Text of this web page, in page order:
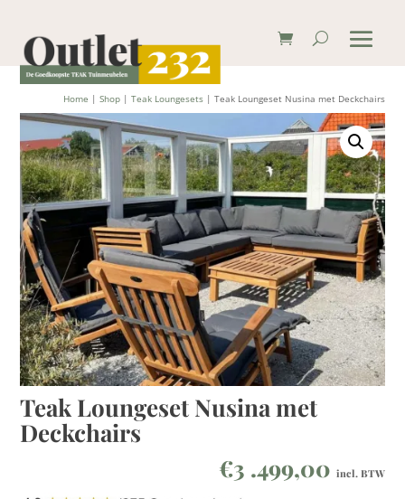
Home | Shop| Teak Loungesets| Teak Loungeset Nusina met Deckchairs
Teak Loungeset Nusina met
Deckchairs
€3 .499,00 incl. BTW